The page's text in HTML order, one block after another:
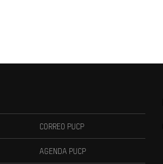
CORREO PUCP
AGENDA PUCP